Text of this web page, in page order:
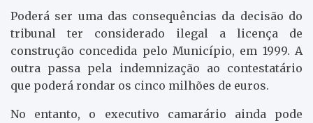
Poderá ser uma das consequências da decisão do
tribunal ter considerado ilegal a licença de
construção concedida pelo Município, em 1999. A
outra passa pela indemnização ao contestatário
que poderá rondar os cinco milhões de euros.
No entanto, o executivo camarário ainda pode